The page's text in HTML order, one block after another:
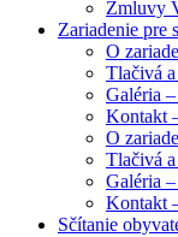
Zmluvy
Zariadenie pre
O
Tlačivá
Galéria
Kontakt
O
Tlačivá
Galéria
Kontakt
Sčítanie